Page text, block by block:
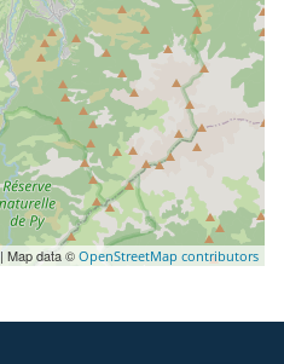
| Map data © OpenStreetMap contributors